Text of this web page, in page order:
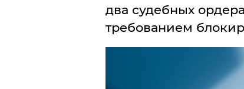
два судебных
требованием